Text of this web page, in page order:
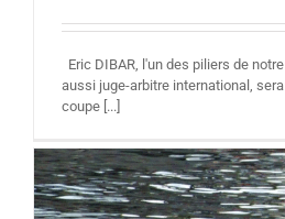
Eric DIBAR, l'un des piliers de
aussi juge-arbitre international,
coupe [...]